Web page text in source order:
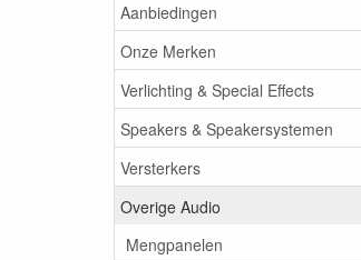
Aanbiedingen
Onze Merken
Verlichting & Special Effects
Speakers & Speakersystemen
Versterkers
Overige Audio
Mengpanelen